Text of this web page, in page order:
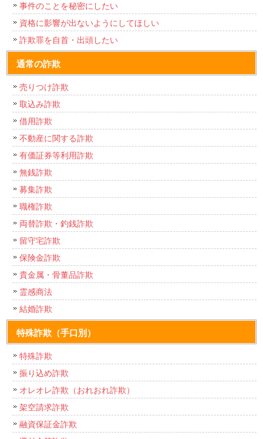
事件のことを秘密にしたい
資格に影響が出ないようにしてほしい
詐欺罪を自首・出頭したい
通常の詐欺
売りつけ詐欺
取込み詐欺
借用詐欺
不動産に関する詐欺
有価証券等利用詐欺
無銭詐欺
募集詐欺
職権詐欺
両替詐欺・釣銭詐欺
留守宅詐欺
保険金詐欺
貴金属・骨董品詐欺
霊感商法
結婚詐欺
特殊詐欺（手口別）
特殊詐欺
振り込め詐欺
オレオレ詐欺（おれおれ詐欺）
架空請求詐欺
融資保証金詐欺